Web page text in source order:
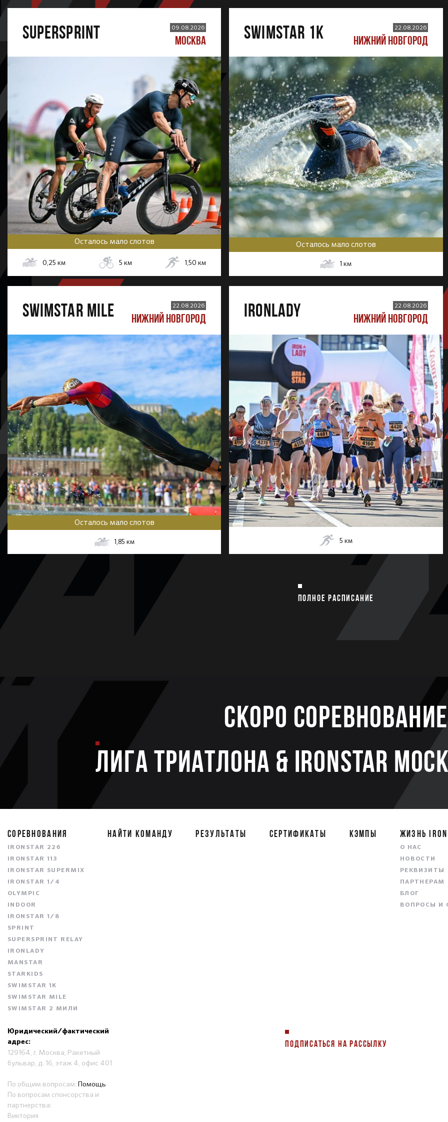
SUPERSPRINT 09.08.2026
МОСКВА
Осталось мало слотов
0,25 км 5 км 1,50км
SWIMSTAR 1K 22.08.2026
НИЖНИЙ НОВГОРОД
Осталось мало слотов
1км
SWIMSTAR MILE 22.08.2026
НИЖНИЙ НОВГОРОД
Осталось мало слотов
1,85 км
IRONLADY 22.08.2026
НИЖНИЙ НОВГОРОД
5 км
ПОЛНОЕ РАСПИСАНИЕ
Скоро соревнование
ЛИГА ТРИАТЛОНА & IRONSTAR
СОРЕВНОВАНИЯ
IRONSTAR 226
IRONSTAR 113
IRONSTAR SUPERMIX
IRONSTAR 1/4
OLYMPIC
INDOOR
IRONSTAR 1/8
SPRINT
SUPERSPRINT RELAY
IRONLADY
MANSTAR
STARKIDS
SWIMSTAR 1K
SWIMSTAR MILE
SWIMSTAR 2 МИЛИ
НАЙТИ КОМАНДУ РЕЗУЛЬТАТЫ СЕРТИФИКАТЫ КЭМПЫ ЖИЗНЬ
О НАС
НОВОСТИ
РЕКВИЗИТЫ
ПАРТНЕРАМ
БЛОГ
ВОПРОСЫ И
ПОДПИСАТЬСЯ НА РАССЫЛКУ
Юридический/фактический
адрес:
129164, г. Москва, Ракетный
бульвар, д. 16, этаж 4, офис 401
По общим вопросам: Помощь
По вопросам спонсорства и
партнерства:
Виктория